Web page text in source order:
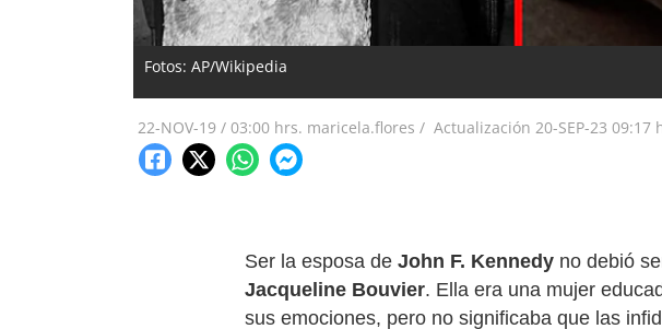
Fotos: AP/Wikipedia
22-NOV-19 / 03:00 hrs. maricela.flores / Actualización 20-SEP-23 09:17
Ser la esposa de John F. Kennedy no debió
Jacqueline Bouvier. Ella era una mujer
sus emociones, pero no significaba que las